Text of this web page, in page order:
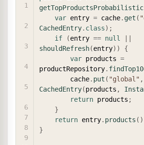
getTopProductsProbabilistic
var entry = cache. get (
CachedEntry. class) ;
if
(entry == null
shouldRefresh(entry) )
{
var products =
productRepository.
        cache
. put ( "global" ,
CachedEntry(products ,
return products ;
}
return entry. products ( )
}